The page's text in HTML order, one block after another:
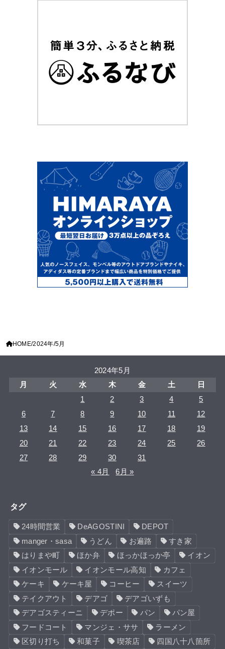
HOME 2024年 5月
2024年5月
月
火 水 木 金 土
日
1
2 3 4
5
6
7 8 9 10 11
12
13
14 15 16 17 18
19
20
21 22 23 24 25
26
27
28 29 30
31
« 4月
6月 »
タグ
24時間営業 DeAGOSTINI
DEPOT
manger・sasa
うどん お遍路
すき家
はりまや町
ほか弁 ほっかほっか亭
イオン
イオンモール
イオンモール高知
カフェ
ケーキ
ケーキ屋 コーヒー
スイーツ
テイクアウト
デアゴ
デアゴいずも
デアゴスティーニ
デポー パン
パン屋
フードコート
マンジェ・ササ
ラーメン
区切り打ち
和菓子 喫茶店
四国八十八箇所